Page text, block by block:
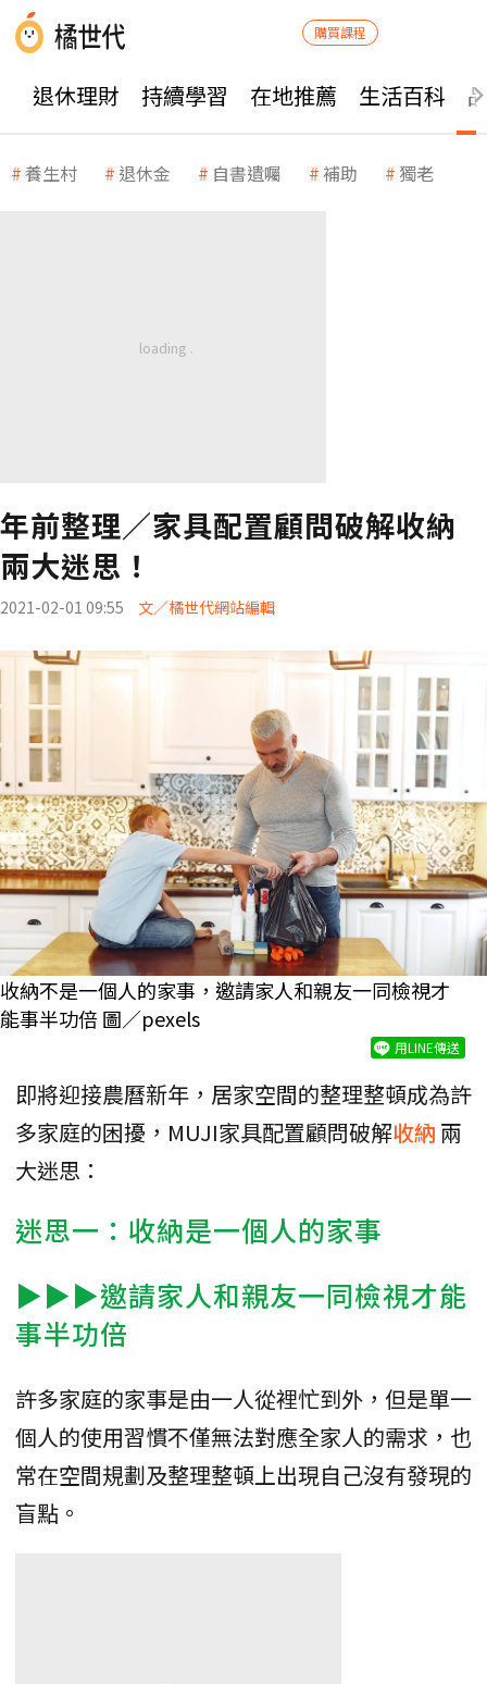
購買課程
退休理財 持續學習 在地推薦 生活百科
養生村 退休金 自書遺囑 補助 獨老
年前整理／家具配置顧問破解收納
兩大迷思！
2021-02-01 09:55 文／橘世代網站編輯
收納不是一個人的家事，邀請家人和親友一同檢視才
能事半功倍 圖／pexels
用LINE傳送
即將迎接農曆新年，居家空間的整理整頓成為許
多家庭的困擾，MUJI家具配置顧問破解收納 兩
大迷思：
迷思一：收納是一個人的家事
▶▶▶邀請家人和親友一同檢視才能
事半功倍
許多家庭的家事是由一人從裡忙到外，但是單一
個人的使用習慣不僅無法對應全家人的需求，也
常在空間規劃及整理整頓上出現自己沒有發現的
盲點。